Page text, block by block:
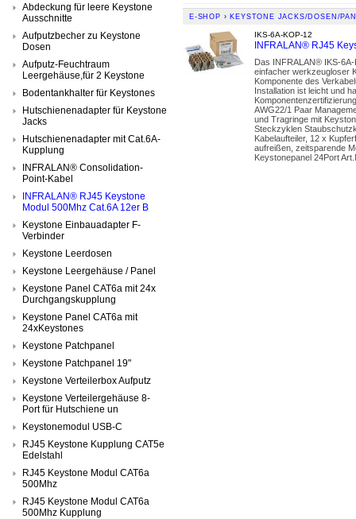
Abdeckung für leere Keystone
Ausschnitte
Aufputzbecher zu Keystone
Dosen
Aufputz-Feuchtraum
Leergehäuse,für 2 Keystone
Bodentankhalter für Keystones
Hutschienenadapter für Keystone
Jacks
Hutschienenadapter mit Cat.6A-
Kupplung
INFRALAN® Consolidation-
Point-Kabel
INFRALAN® RJ45 Keystone
Modul 500Mhz Cat.6A 12er B
Keystone Einbauadapter F-
Verbinder
Keystone Leerdosen
Keystone Leergehäuse / Panel
Keystone Panel CAT6a mit 24x
Durchgangskupplung
Keystone Panel CAT6a mit
24xKeystones
Keystone Patchpanel
Keystone Patchpanel 19"
Keystone Verteilerbox Aufputz
Keystone Verteilergehäuse 8-
Port für Hutschiene un
Keystonemodul USB-C
RJ45 Keystone Kupplung CAT5e
Edelstahl
RJ45 Keystone Modul CAT6a
500Mhz
RJ45 Keystone Modul CAT6a
500Mhz Kupplung
E-SHOP › KEYSTONE JACKS/DOSEN/
IKS-6A-KOP-12
INFRALAN® RJ45
Das INFRALAN® IKS-
einfacher werkzeugloser
Komponente des
Installation ist leicht und
AWG22/1 Paar
und Tragringe mit
Steckzyklen
Kabelaufteiler, 12 x
aufreißen, zeitsparende
Keystonepanel 24Port